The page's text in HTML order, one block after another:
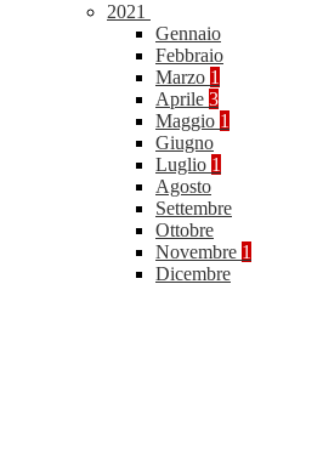
2021
Gennaio
Febbraio
Marzo 1
Aprile 3
Maggio 1
Giugno
Luglio 1
Agosto
Settembre
Ottobre
Novembre 1
Dicembre